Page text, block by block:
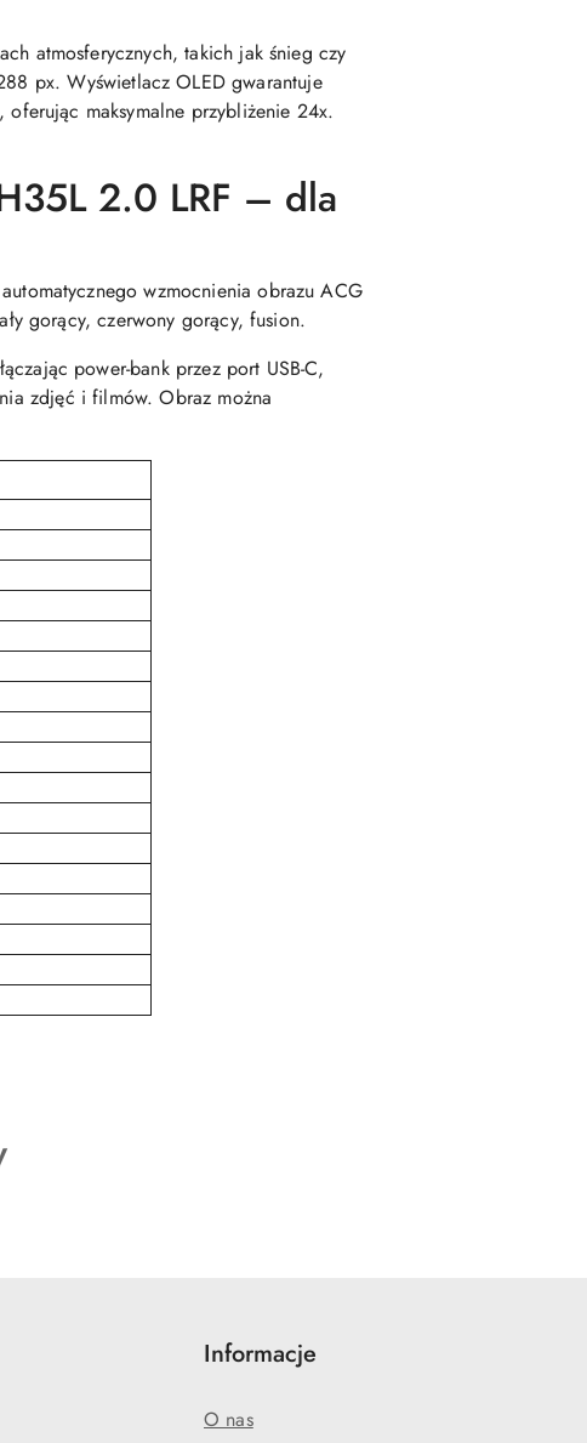
atmosferycznych, takich jak śnieg czy
px. Wyświetlacz OLED gwarantuje
maksymalne przybliżenie 24x.
2.0 LRF – dla
wzmocnienia obrazu ACG
gorący, czerwony gorący, fusion.
power-bank przez port USB-C,
zdjęć i filmów. Obraz można
Informacje
O nas